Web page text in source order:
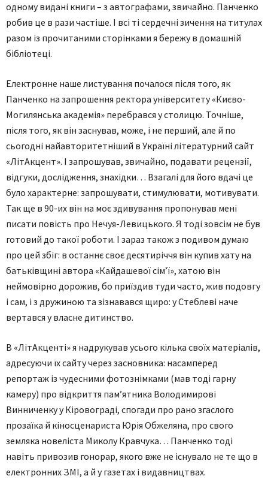
одному видані книги – з автографами, звичайно. Панченко
робив це в рази частіше. І всі ті сердечні зичення на титулах
разом із прочитаними сторінками я бережу в домашній
бібліотеці.
Електронне наше листування почалося після того, як
Панченко на запрошення ректора університету «Києво-
Могилянська академія» перебрався у столицю. Точніше,
після того, як він заснував, може, і не перший, але й по
сьогодні найавторитетніший в Україні літературний сайт
«ЛітАкцент». І запрошував, звичайно, подавати рецензії,
відгуки, дослідження, знахідки… Взагалі для його вдачі це
було характерне: запрошувати, стимулювати, мотивувати.
Так ще в 90-их він на моє здивування пропонував мені
писати повість про Нечуя-Левицького. Я тоді зовсім не був
готовий до такої роботи. І зараз також з подивом думаю
про цей збіг: в останнє своє десятиріччя він купив хату на
батьківщині автора «Кайдашевої сім’ї», хатою він
неймовірно дорожив, бо приїздив туди часто, жив подовгу
і сам, і з дружиною та зізнавався щиро: у Стеблеві наче
вертався у власне дитинство.
В «ЛітАкценті» я надрукував усього кілька своїх матеріалів,
адресуючи їх сайту через засновника: насамперед
репортаж із чудесними фотознімками (мав тоді гарну
камеру) про відкриття пам’ятника Володимирові
Винниченку у Кіровограді, спогади про рано згаслого
прозаїка й кіносценариста Юрія Обжеляна, про свого
земляка новеліста Миколу Кравчука… Панченко тоді
навіть привозив гонорар, якого вже не існувало не те що в
електронних ЗМІ, а й у газетах і видавництвах.